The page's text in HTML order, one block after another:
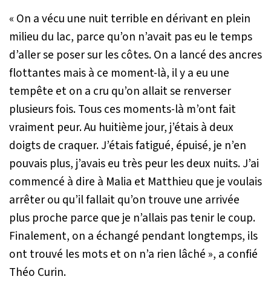
« On a vécu une nuit terrible en dérivant en plein
milieu du lac, parce qu’on n’avait pas eu le temps
d’aller se poser sur les côtes. On a lancé des ancres
flottantes mais à ce moment-là, il y a eu une
tempête et on a cru qu’on allait se renverser
plusieurs fois. Tous ces moments-là m’ont fait
vraiment peur. Au huitième jour, j’étais à deux
doigts de craquer. J’étais fatigué, épuisé, je n’en
pouvais plus, j’avais eu très peur les deux nuits. J’ai
commencé à dire à Malia et Matthieu que je voulais
arrêter ou qu’il fallait qu’on trouve une arrivée
plus proche parce que je n’allais pas tenir le coup.
Finalement, on a échangé pendant longtemps, ils
ont trouvé les mots et on n’a rien lâché », a confié
Théo Curin.